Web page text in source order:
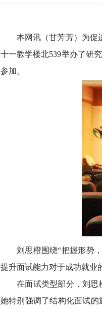
本网讯（甘芳芳）为促
十一教学楼北539举办了研
参加。
刘思橙围绕“把握形势
提升面试能力对于成功就业
在面试类型部分，刘思
她特别强调了结构化面试